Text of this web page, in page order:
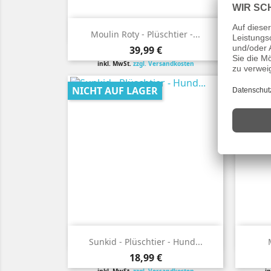
Moulin Roty - Plüschtier -...
Preis
39,99 €
inkl. MwSt.zzgl. Versandkosten
 Vorschau
Sunkid - Plüschtier - Hund...
Preis
18,99 €
NICHT AUF LAGER
 Vorschau